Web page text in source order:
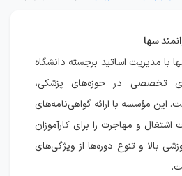
سها
با مدیریت اساتید برجسته دانشگاه
تخصصی در حوزه‌های پزشکی،
این مؤسسه با ارائه گواهی‌نامه‌های
و مهاجرت را برای کارآموزان
بالا و تنوع دوره‌ها از ویژگی‌های